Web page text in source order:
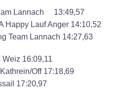
Lannach 13:49,57
Happy Lauf Anger 14:10,52
Team Lannach 14:27,63
16:09,11
Off 17:18,69
17:20,97